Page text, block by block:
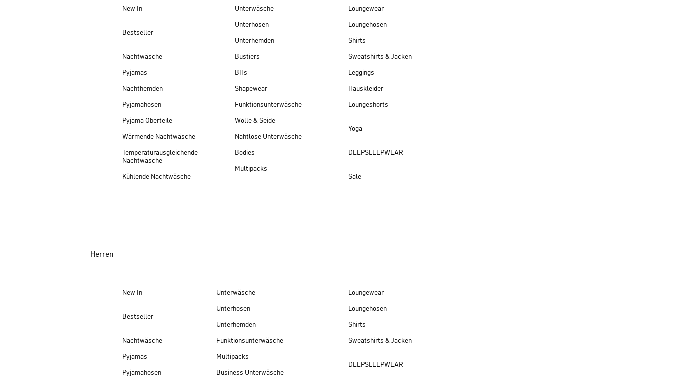
New In
Bestseller
Nachtwäsche
Pyjamas
Nachthemden
Pyjamahosen
Pyjama Oberteile
Wärmende Nachtwäsche
Temperaturausgleichende
Nachtwäsche
Kühlende Nachtwäsche
Unterwäsche
Unterhosen
Unterhemden
Bustiers
BHs
Shapewear
Funktionsunterwäsche
Wolle & Seide
Nahtlose Unterwäsche
Bodies
Multipacks
Loungewear
Loungehosen
Shirts
Sweatshirts & Jacken
Leggings
Hauskleider
Loungeshorts
Yoga
DEEPSLEEPWEAR
Sale
Herren
New In
Bestseller
Nachtwäsche
Pyjamas
Pyjamahosen
Unterwäsche
Unterhosen
Unterhemden
Funktionsunterwäsche
Multipacks
Business Unterwäsche
Loungewear
Loungehosen
Shirts
Sweatshirts & Jacken
DEEPSLEEPWEAR